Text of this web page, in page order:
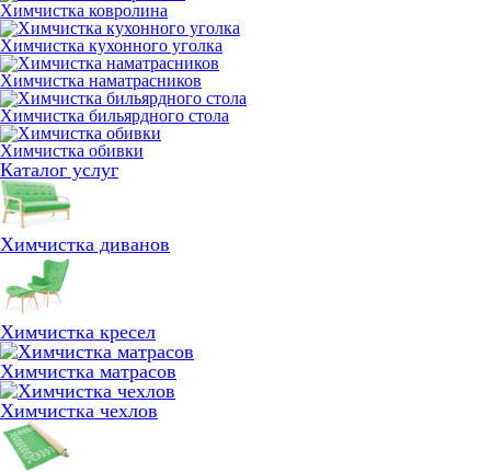
Химчистка ковролина
Химчистка кухонного уголка
Химчистка наматрасников
Химчистка бильярдного стола
Химчистка обивки
Каталог услуг
Химчистка диванов
Химчистка кресел
Химчистка матрасов
Химчистка чехлов